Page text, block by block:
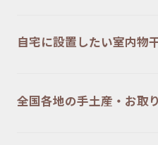
自宅に設置したい室内物
全国各地の手土産・お取